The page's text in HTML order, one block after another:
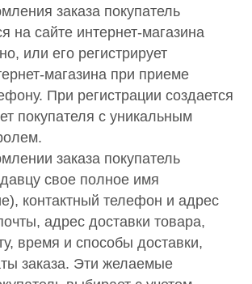
заказа покупатель
на сайте интернет-магазина
или его регистрирует
магазина при приеме
При регистрации создается
покупателя с уникальным
заказа покупатель
свое полное имя
контактный телефон и адрес
адрес доставки товара,
время и способы доставки,
заказа. Эти желаемые